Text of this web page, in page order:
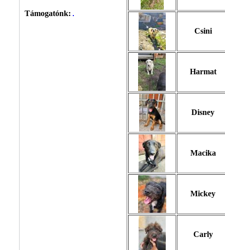
Támogatónk:
Csini
Harmat
Disney
Macika
Mickey
Carly